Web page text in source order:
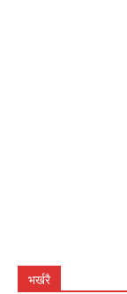
भर्खरै